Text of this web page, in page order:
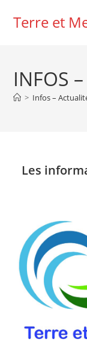
Terre et
INFOS
> Infos –
Les